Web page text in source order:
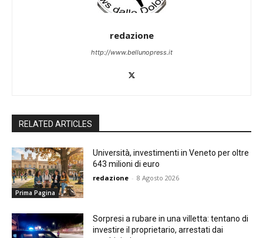
redazione
http://www.bellunopress.it
RELATED ARTICLES
Prima Pagina
Università, investimenti in Veneto per oltre
643 milioni di euro
redazione - 8 Agosto 2026
Sorpresi a rubare in una villetta: tentano di
investire il proprietario, arrestati dai